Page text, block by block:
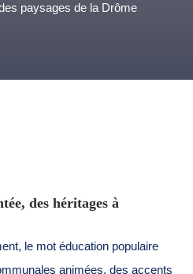
paysages de la Drôme
des héritages à
le mot éducation populaire
animées, des accents